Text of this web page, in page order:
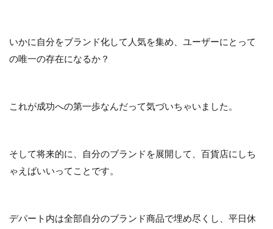
いかに自分をブランド化して人気を集め、ユーザーにとって
の唯一の存在になるか？
これが成功への第一歩なんだって気づいちゃいました。
そして将来的に、自分のブランドを展開して、百貨店にしち
ゃえばいいってことです。
デパート内は全部自分のブランド商品で埋め尽くし、平日休